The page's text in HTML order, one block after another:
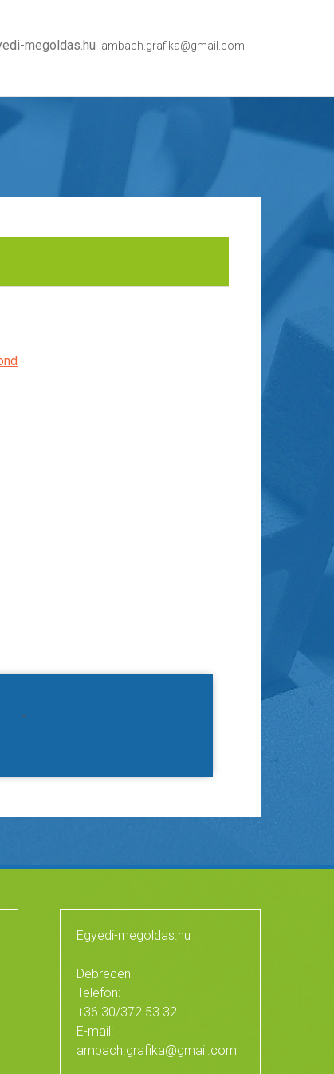
ambach.grafika@gmail.com
Egyedi-megoldas.hu
Debrecen
Telefon:
+36 30/372 53 32
E-mail:
ambach.grafika@gmail.com